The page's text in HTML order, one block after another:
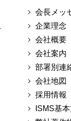
会長メッ
企業理念
会社概要
会社案内
部署別連
会社地図
採用情報
ISMS基